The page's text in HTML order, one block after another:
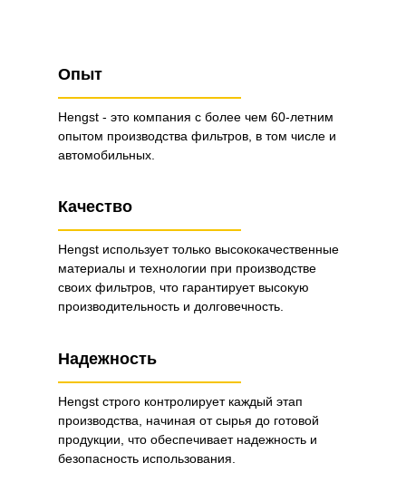
Опыт
Hengst - это компания с более чем 60-летним
опытом производства фильтров, в том числе и
автомобильных.
Качество
Надежность
Hengst использует только высококачественные
материалы и технологии при производстве
своих фильтров, что гарантирует высокую
производительность и долговечность.
Hengst строго контролирует каждый этап
производства, начиная от сырья до готовой
продукции, что обеспечивает надежность и
безопасность использования.